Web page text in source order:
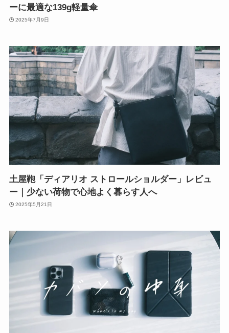
ーに最適な139g軽量傘
2025年7月9日
土屋鞄「ディアリオ ストロールショルダー」レビュ
ー｜少ない荷物で心地よく暮らす人へ
2025年5月21日